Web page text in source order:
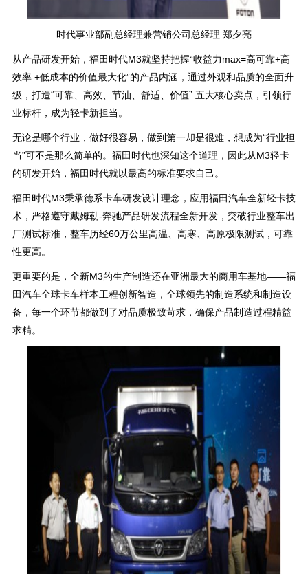
时代事业部副总经理兼营销公司总经理 郑夕亮
从产品研发开始，福田时代M3就坚持把握“收益力max=高可靠+高
效率 +低成本的价值最大化”的产品内涵，通过外观和品质的全面升
级，打造“可靠、高效、节油、舒适、价值” 五大核心卖点，引领行
业标杆，成为轻卡新担当。
无论是哪个行业，做好很容易，做到第一却是很难，想成为“行业担
当”可不是那么简单的。福田时代也深知这个道理，因此从M3轻卡
的研发开始，福田时代就以最高的标准要求自己。
福田时代M3秉承德系卡车研发设计理念，应用福田汽车全新轻卡技
术，严格遵守戴姆勒-奔驰产品研发流程全新开发，突破行业整车出
厂测试标准，整车历经60万公里高温、高寒、高原极限测试，可靠
性更高。
更重要的是，全新M3的生产制造还在亚洲最大的商用车基地——福
田汽车全球卡车样本工程创新智造，全球领先的制造系统和制造设
备，每一个环节都做到了对品质极致苛求，确保产品制造过程精益
求精。